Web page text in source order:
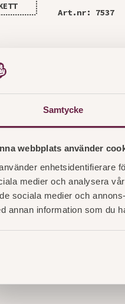
Samtycke
webbplats använder
enhetsidentifierare
medier och analysera
sociala medier och
annan information som du
Art.nr: 7537
mini